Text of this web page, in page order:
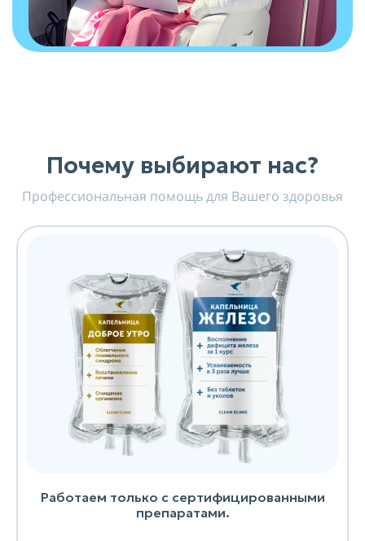
Почему выбирают нас?
Профессиональная помощь для Вашего здоровья
Работаем только с сертифицированными
препаратами.